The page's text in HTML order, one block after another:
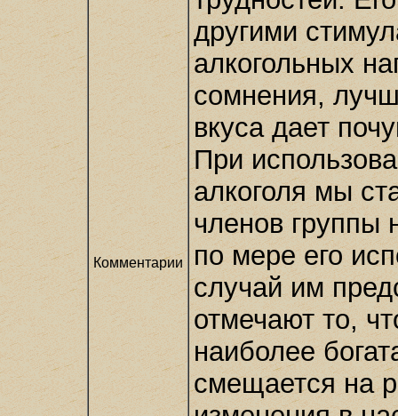
Комментарии
другими
алкогольных
сомнения,
вкуса дает
При
алкоголя мы
членов группы
по мере его
случай им
отмечают то,
наиболее
смещается на